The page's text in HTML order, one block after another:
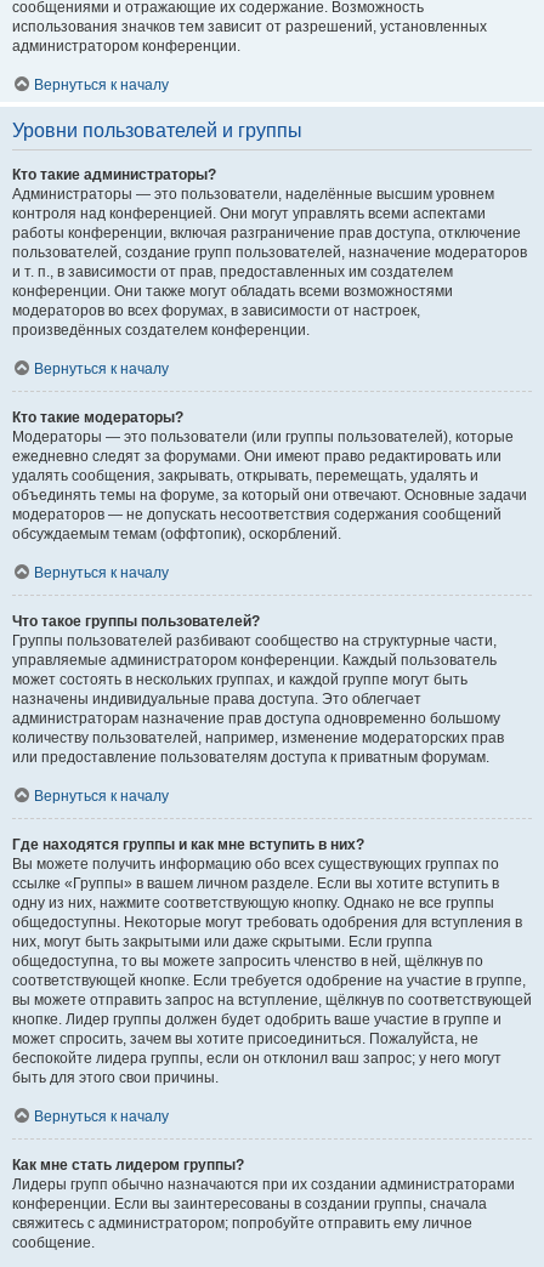
сообщениями и отражающие их содержание. Возможность
использования значков тем зависит от разрешений, установленных
администратором конференции.
Вернуться к началу
Уровни пользователей и группы
Кто такие администраторы?
Администраторы — это пользователи, наделённые высшим уровнем
контроля над конференцией. Они могут управлять всеми аспектами
работы конференции, включая разграничение прав доступа, отключение
пользователей, создание групп пользователей, назначение модераторов
и т. п., в зависимости от прав, предоставленных им создателем
конференции. Они также могут обладать всеми возможностями
модераторов во всех форумах, в зависимости от настроек,
произведённых создателем конференции.
Вернуться к началу
Кто такие модераторы?
Модераторы — это пользователи (или группы пользователей), которые
ежедневно следят за форумами. Они имеют право редактировать или
удалять сообщения, закрывать, открывать, перемещать, удалять и
объединять темы на форуме, за который они отвечают. Основные задачи
модераторов — не допускать несоответствия содержания сообщений
обсуждаемым темам (оффтопик), оскорблений.
Вернуться к началу
Что такое группы пользователей?
Группы пользователей разбивают сообщество на структурные части,
управляемые администратором конференции. Каждый пользователь
может состоять в нескольких группах, и каждой группе могут быть
назначены индивидуальные права доступа. Это облегчает
администраторам назначение прав доступа одновременно большому
количеству пользователей, например, изменение модераторских прав
или предоставление пользователям доступа к приватным форумам.
Вернуться к началу
Где находятся группы и как мне вступить в них?
Вы можете получить информацию обо всех существующих группах по
ссылке «Группы» в вашем личном разделе. Если вы хотите вступить в
одну из них, нажмите соответствующую кнопку. Однако не все группы
общедоступны. Некоторые могут требовать одобрения для вступления в
них, могут быть закрытыми или даже скрытыми. Если группа
общедоступна, то вы можете запросить членство в ней, щёлкнув по
соответствующей кнопке. Если требуется одобрение на участие в группе,
вы можете отправить запрос на вступление, щёлкнув по соответствующей
кнопке. Лидер группы должен будет одобрить ваше участие в группе и
может спросить, зачем вы хотите присоединиться. Пожалуйста, не
беспокойте лидера группы, если он отклонил ваш запрос; у него могут
быть для этого свои причины.
Вернуться к началу
Как мне стать лидером группы?
Лидеры групп обычно назначаются при их создании администраторами
конференции. Если вы заинтересованы в создании группы, сначала
свяжитесь с администратором; попробуйте отправить ему личное
сообщение.